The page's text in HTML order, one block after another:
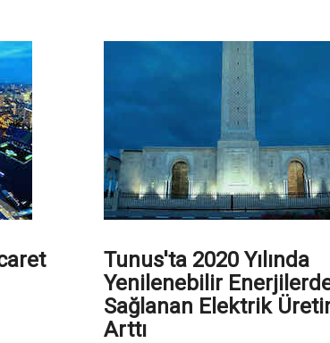
Tunus'ta 2020 Yılında
Yenilenebilir
Sağlanan Elektrik
Arttı